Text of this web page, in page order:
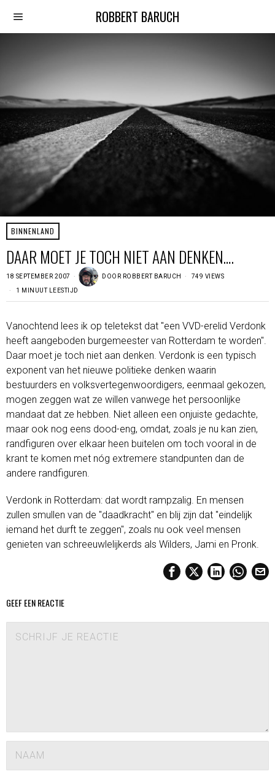
ROBBERT BARUCH
BINNENLAND
DAAR MOET JE TOCH NIET AAN DENKEN….
18 SEPTEMBER 2007 DOOR ROBBERT BARUCH 749 VIEWS
1 MINUUT LEESTIJD
Vanochtend lees ik op teletekst dat "een VVD-erelid Verdonk
heeft aangeboden burgemeester van Rotterdam te worden".
Daar moet je toch niet aan denken. Verdonk is een typisch
exponent van het nieuwe politieke denken waarin
bestuurders en volksvertegenwoordigers, eenmaal gekozen,
mogen zeggen wat ze willen vanwege het persoonlijke
mandaat dat ze hebben. Niet alleen een onjuiste gedachte,
maar ook nog eens dood-eng, omdat, zoals je nu kan zien,
randfiguren over elkaar heen buitelen om toch vooral in de
krant te komen met nóg extremere standpunten dan de
andere randfiguren.
Verdonk in Rotterdam: dat wordt rampzalig. En mensen
zullen smullen van de "daadkracht" en blij zijn dat "eindelijk
iemand het durft te zeggen", zoals nu ook veel mensen
genieten van schreeuwlelijkerds als Wilders, Jami en Pronk.
GEEF EEN REACTIE